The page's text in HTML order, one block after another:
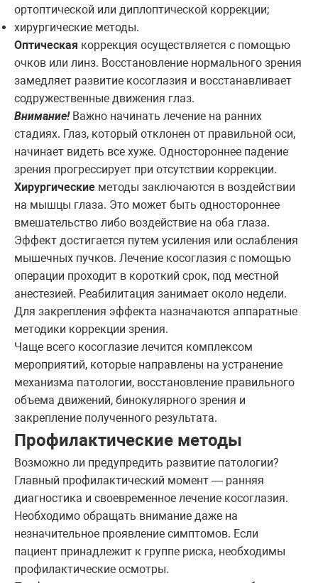
ортоптической или диплоптической коррекции;
хирургические методы.
Оптическая коррекция осуществляется с помощью
очков или линз. Восстановление нормального зрения
замедляет развитие косоглазия и восстанавливает
содружественные движения глаз.
Внимание!Важно начинать лечение на ранних
стадиях. Глаз, который отклонен от правильной оси,
начинает видеть все хуже. Одностороннее падение
зрения прогрессирует при отсутствии коррекции.
Хирургические методы заключаются в воздействии
на мышцы глаза. Это может быть одностороннее
вмешательство либо воздействие на оба глаза.
Эффект достигается путем усиления или ослабления
мышечных пучков. Лечение косоглазия с помощью
операции проходит в короткий срок, под местной
анестезией. Реабилитация занимает около недели.
Для закрепления эффекта назначаются аппаратные
методики коррекции зрения.
Чаще всего косоглазие лечится комплексом
мероприятий, которые направлены на устранение
механизма патологии, восстановление правильного
объема движений, бинокулярного зрения и
закрепление полученного результата.
Профилактические методы
Возможно ли предупредить развитие патологии?
Главный профилактический момент — ранняя
диагностика и своевременное лечение косоглазия.
Необходимо обращать внимание даже на
незначительное проявление симптомов. Если
пациент принадлежит к группе риска, необходимы
профилактические осмотры.